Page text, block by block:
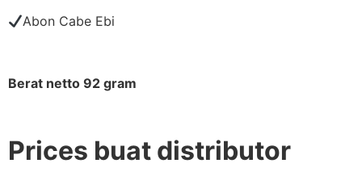
Abon Cabe Ebi
Berat netto 92 gram
Prices buat distributor